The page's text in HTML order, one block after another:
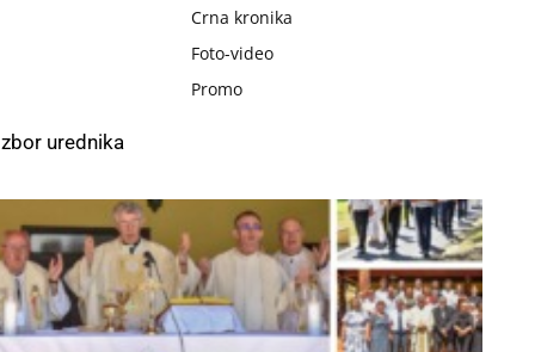
Crna kronika
Foto-video
Promo
urednika